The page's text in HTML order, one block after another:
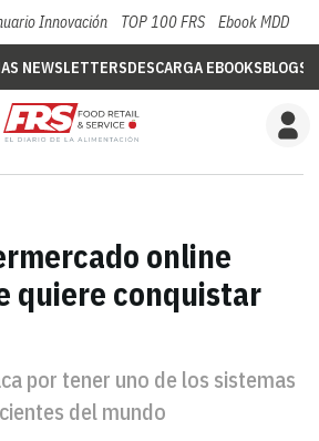
Innovación TOP 100 FRS Ebook MDD
NEWSLETTERSDESCARGA EBOOKSBLOGS
online
quiere conquistar
por tener uno de los sistemas
del mundo